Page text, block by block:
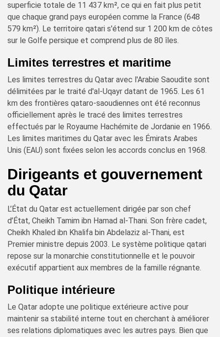
superficie totale de 11 437 km², ce qui en fait plus petit
que chaque grand pays européen comme la France (648
579 km²). Le territoire qatari s'étend sur 1 200 km de côtes
sur le Golfe persique et comprend plus de 80 îles.
Limites terrestres et maritime
Les limites terrestres du Qatar avec l'Arabie Saoudite sont
délimitées par le traité d'al-Uqayr datant de 1965. Les 61
km des frontières qataro-saoudiennes ont été reconnus
officiellement après le tracé des limites terrestres
effectués par le Royaume Hachémite de Jordanie en 1966.
Les limites maritimes du Qatar avec les Émirats Arabes
Unis (EAU) sont fixées selon les accords conclus en 1968.
Dirigeants et gouvernement
du Qatar
L’État du Qatar est actuellement dirigée par son chef
d’État, Cheikh Tamim ibn Hamad al-Thani. Son frère cadet,
Cheikh Khaled ibn Khalifa bin Abdelaziz al-Thani, est
Premier ministre depuis 2003. Le système politique qatari
repose sur la monarchie constitutionnelle et le pouvoir
exécutif appartient aux membres de la famille régnante.
Politique intérieure
Le Qatar adopte une politique extérieure active pour
maintenir sa stabilité interne tout en cherchant à améliorer
ses relations diplomatiques avec les autres pays. Bien que